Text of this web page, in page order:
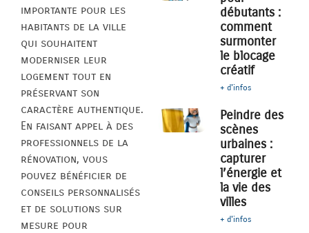
importante pour les
habitants de la ville
qui souhaitent
moderniser leur
logement tout en
préservant son
caractère authentique.
En faisant appel à des
professionnels de la
rénovation, vous
pouvez bénéficier de
conseils personnalisés
et de solutions sur
mesure pour
débutants :
comment
surmonter
le blocage
créatif
+ d'infos
Peindre des
scènes
urbaines :
capturer
l’énergie et
la vie des
villes
+ d'infos